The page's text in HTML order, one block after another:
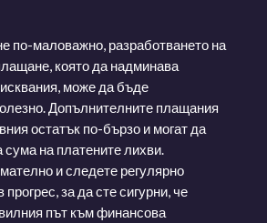
по-маловажно, разработването на
която да надминава
може да бъде
Допълнителните плащания
остатък по-бързо и могат да
на платените лихви.
и следете регулярно
за да сте сигурни, че
път към финансова